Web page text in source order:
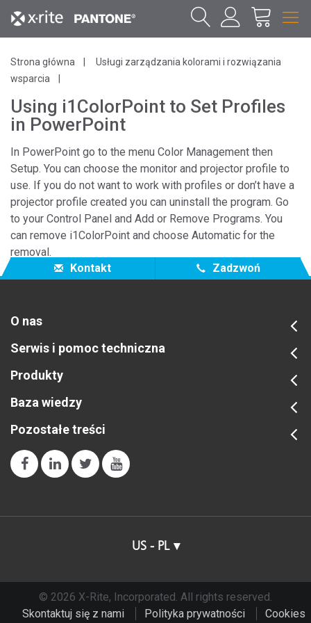
Strona główna
Usługi zarządzania kolorami i rozwiązania
wsparcia
Using i1ColorPoint to Set Profiles
in PowerPoint
In PowerPoint go to the menu Color Management then
Setup. You can choose the monitor and projector profile to
use. If you do not want to work with profiles or don’t have a
projector profile created you can uninstall the program. Go
to your Control Panel and Add or Remove Programs. You
can remove i1ColorPoint and choose Automatic for the
removal.
Kontakt
Zadzwoń
O nas
Serwis i pomoc techniczna
Produkty
Baza wiedzy
Pozostałe treści
US - PL
© 2026 X-Rite, Incorporated. All rights reserved.
Skontaktuj się z nami
Polityka prywatności Cookies